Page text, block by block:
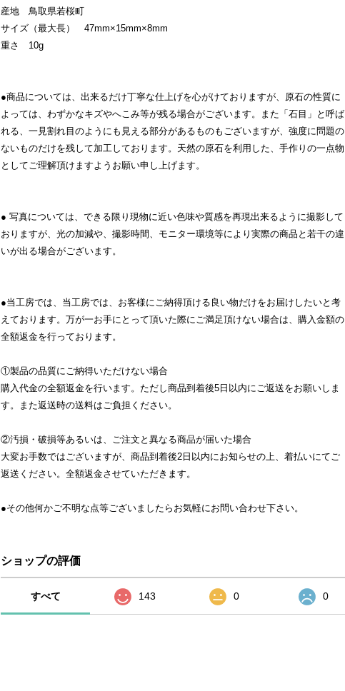
産地 鳥取県若桜町
サイズ（最大長） 47mm×15mm×8mm
重さ 10g
●商品については、出来るだけ丁寧な仕上げを心がけておりますが、原石の性質に
よっては、わずかなキズやへこみ等が残る場合がございます。また「石目」と呼ば
れる、一見割れ目のようにも見える部分があるものもございますが、強度に問題の
ないものだけを残して加工しております。天然の原石を利用した、手作りの一点物
としてご理解頂けますようお願い申し上げます。
● 写真については、できる限り現物に近い色味や質感を再現出来るように撮影して
おりますが、光の加減や、撮影時間、モニター環境等により実際の商品と若干の違
いが出る場合がございます。
●当工房では、当工房では、お客様にご納得頂ける良い物だけをお届けしたいと考
えております。万が一お手にとって頂いた際にご満足頂けない場合は、購入金額の
全額返金を行っております。
①製品の品質にご納得いただけない場合
購入代金の全額返金を行います。ただし商品到着後5日以内にご返送をお願いしま
す。また返送時の送料はご負担ください。
②汚損・破損等あるいは、ご注文と異なる商品が届いた場合
大変お手数ではございますが、商品到着後2日以内にお知らせの上、着払いにてご
返送ください。全額返金させていただきます。
●その他何かご不明な点等ございましたらお気軽にお問い合わせ下さい。
ショップの評価
すべて 143 0 0